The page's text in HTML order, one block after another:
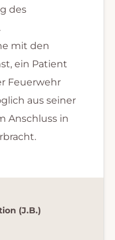
des
mit den
ein Patient
Feuerwehr
aus seiner
Anschluss in
(J.B.)